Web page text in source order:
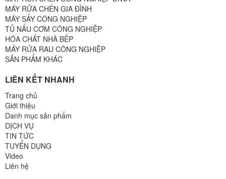
MÁY RỬA CHÉN GIA ĐÌNH
MÁY SẤY CÔNG NGHIỆP
TỦ NẤU CƠM CÔNG NGHIỆP
HÓA CHẤT NHÀ BẾP
MÁY RỬA RAU CÔNG NGHIỆP
SẢN PHẨM KHÁC
LIÊN KẾT NHANH
Trang chủ
Giới thiệu
Danh mục sản phẩm
DỊCH VỤ
TIN TỨC
TUYỂN DỤNG
Video
Liên hệ